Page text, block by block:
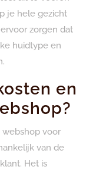
je hele gezicht
zorgen dat
huidtype en
en
voor
van de
Het is